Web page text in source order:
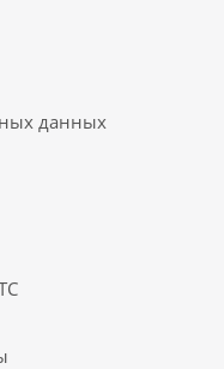
данных